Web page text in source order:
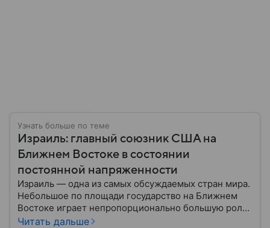
Узнать больше по теме
Израиль: главный союзник США на
Ближнем Востоке в состоянии
постоянной напряженности
Израиль — одна из самых обсуждаемых стран мира.
Небольшое по площади государство на Ближнем
Востоке играет непропорционально большую роль
в международной политике, безопасности и
Читать дальше